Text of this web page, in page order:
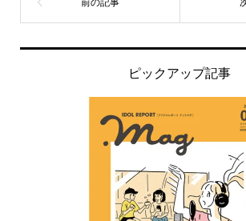
ピックアップ記事